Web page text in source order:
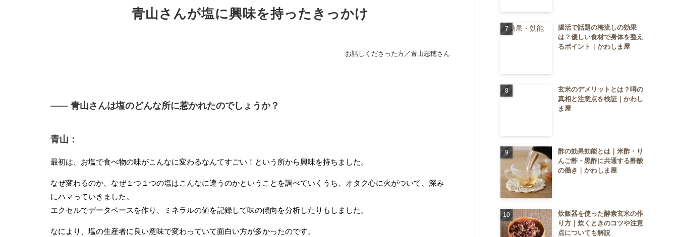
青山さんが塩に興味を持ったきっかけ
お話しくださった方／青山志穂さん
―― 青山さんは塩のどんな所に惹かれたのでしょうか？
青山：
最初は、お塩で食べ物の味がこんなに変わるなんてすごい！という所から興味を持ちました。
なぜ変わるのか、なぜ１つ１つの塩はこんなに違うのかということを調べていくうち、オタク心に火がついて、深み
にハマっていきました。
エクセルでデータベースを作り、ミネラルの値を記録して味の傾向を分析したりもしました。
なにより、塩の生産者に良い意味で変わっていて面白い方が多かったのです。
腸活で話題の梅流しの効果
は？優しい食材で身体を整え
るポイント｜かわしま屋
玄米のデメリットとは？噂の
真相と注意点を検証｜かわし
ま屋
酢の効果効能とは｜米酢・り
んご酢・黒酢に共通する酢酸
の働き｜かわしま屋
炊飯器を使った酵素玄米の作
り方｜炊くときのコツや注意
点についても解説